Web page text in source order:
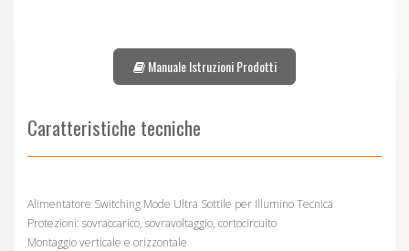
Manuale Istruzioni Prodotti
Caratteristiche tecniche
Alimentatore Switching Mode Ultra Sottile per Illumino Tecnica
Protezioni: sovraccarico, sovravoltaggio, cortocircuito
Montaggio verticale e orizzontale